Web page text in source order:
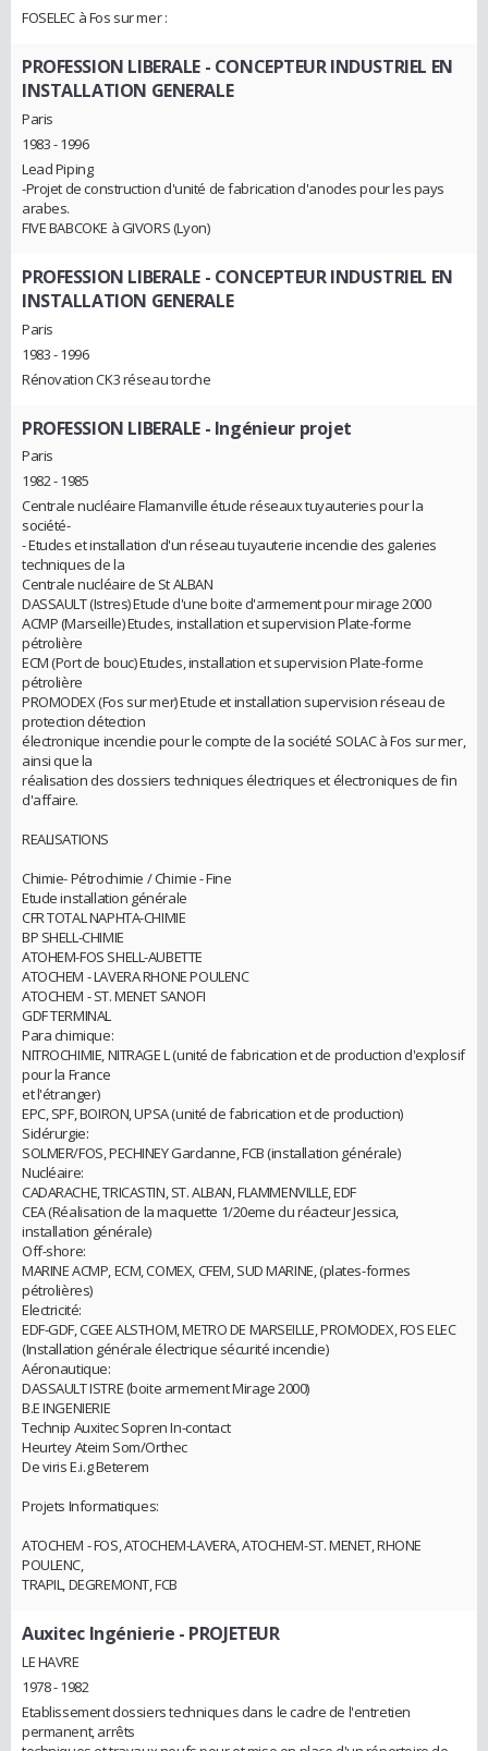
FOSELEC à Fos sur mer :
PROFESSION LIBERALE - CONCEPTEUR INDUSTRIEL EN
INSTALLATION GENERALE
Paris
1983 - 1996
Lead Piping
-Projet de construction d'unité de fabrication d'anodes pour les pays
arabes.
FIVE BABCOKE à GIVORS (Lyon)
PROFESSION LIBERALE - CONCEPTEUR INDUSTRIEL EN
INSTALLATION GENERALE
Paris
1983 - 1996
Rénovation CK3 réseau torche
PROFESSION LIBERALE - Ingénieur projet
Paris
1982 - 1985
Centrale nucléaire Flamanville étude réseaux tuyauteries pour la
société-
- Etudes et installation d'un réseau tuyauterie incendie des galeries
techniques de la
Centrale nucléaire de St ALBAN
DASSAULT (Istres) Etude d'une boite d'armement pour mirage 2000
ACMP (Marseille) Etudes, installation et supervision Plate-forme
pétrolière
ECM (Port de bouc) Etudes, installation et supervision Plate-forme
pétrolière
PROMODEX (Fos sur mer) Etude et installation supervision réseau de
protection détection
électronique incendie pour le compte de la société SOLAC à Fos sur mer,
ainsi que la
réalisation des dossiers techniques électriques et électroniques de fin
d'affaire.
REALISATIONS
Chimie- Pétrochimie / Chimie - Fine
Etude installation générale
CFR TOTAL NAPHTA-CHIMIE
BP SHELL-CHIMIE
ATOHEM-FOS SHELL-AUBETTE
ATOCHEM - LAVERA RHONE POULENC
ATOCHEM - ST. MENET SANOFI
GDF TERMINAL
Para chimique:
NITROCHIMIE, NITRAGE L (unité de fabrication et de production d'explosif
pour la France
et l'étranger)
EPC, SPF, BOIRON, UPSA (unité de fabrication et de production)
Sidérurgie:
SOLMER/FOS, PECHINEY Gardanne, FCB (installation générale)
Nucléaire:
CADARACHE, TRICASTIN, ST. ALBAN, FLAMMENVILLE, EDF
CEA (Réalisation de la maquette 1/20eme du réacteur Jessica,
installation générale)
Off-shore:
MARINE ACMP, ECM, COMEX, CFEM, SUD MARINE, (plates-formes
pétrolières)
Electricité:
EDF-GDF, CGEE ALSTHOM, METRO DE MARSEILLE, PROMODEX, FOS ELEC
(Installation générale électrique sécurité incendie)
Aéronautique:
DASSAULT ISTRE (boite armement Mirage 2000)
B.E INGENIERIE
Technip Auxitec Sopren In-contact
Heurtey Ateim Som/Orthec
De viris E.i.g Beterem
Projets Informatiques:
ATOCHEM - FOS, ATOCHEM-LAVERA, ATOCHEM-ST. MENET, RHONE
POULENC,
TRAPIL, DEGREMONT, FCB
Auxitec Ingénierie - PROJETEUR
LE HAVRE
1978 - 1982
Etablissement dossiers techniques dans le cadre de l'entretien
permanent, arrêts